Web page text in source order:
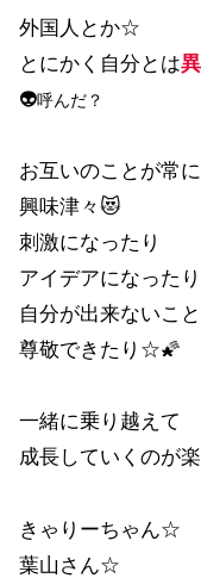
外国人とか☆
とにかく自分とは
👽呼んだ？
お互いのことが常
興味津々😻
刺激になったり
アイデアになったり
自分が出来ないこ
尊敬できたり☆🌠
一緒に乗り越えて
成長していくのが
きゃりーちゃん☆
葉山さん☆